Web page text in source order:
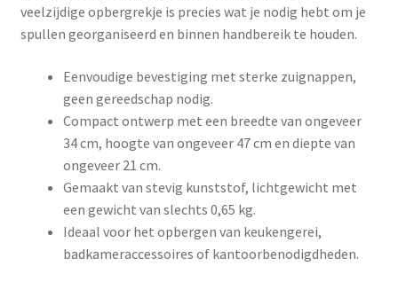
veelzijdige opbergrekje is precies wat je nodig hebt om je
spullen georganiseerd en binnen handbereik te houden.
Eenvoudige bevestiging met sterke zuignappen,
geen gereedschap nodig.
Compact ontwerp met een breedte van ongeveer
34 cm, hoogte van ongeveer 47 cm en diepte van
ongeveer 21 cm.
Gemaakt van stevig kunststof, lichtgewicht met
een gewicht van slechts 0,65 kg.
Ideaal voor het opbergen van keukengerei,
badkameraccessoires of kantoorbenodigdheden.